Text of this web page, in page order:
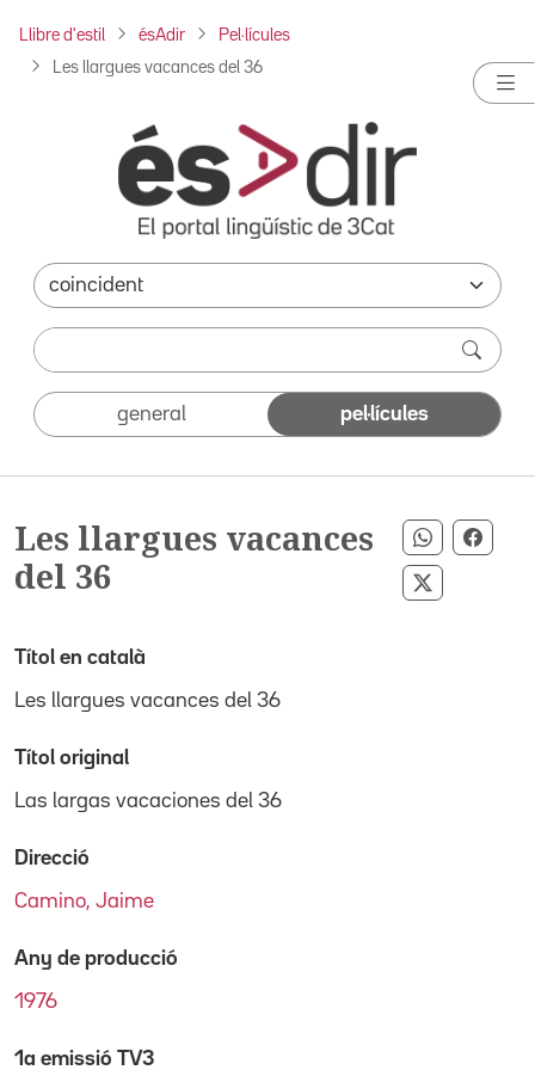
Llibre d'estil ésAdir Pel·lícules
Les llargues vacances del 36
general pel·lícules
Les llargues vacances
del 36
Compartir
Compartir
Títol en català
Les llargues vacances del 36
Títol original
Las largas vacaciones del 36
Direcció
Camino, Jaime
Any de producció
1976
1a emissió TV3